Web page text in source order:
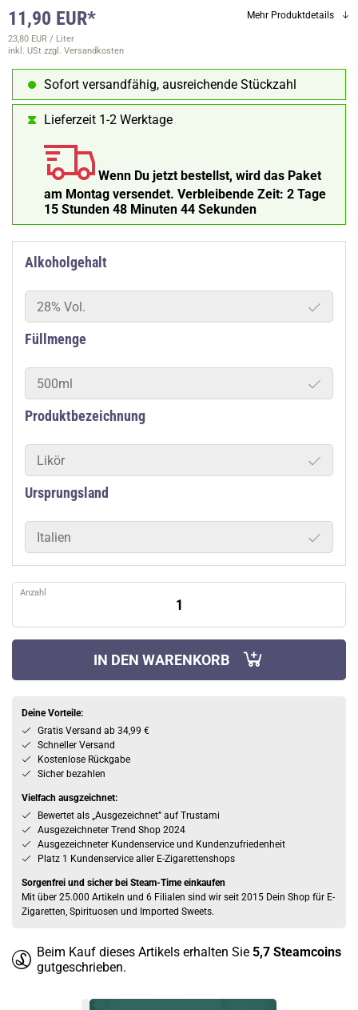
11,90 EUR*
23,80 EUR / Liter
inkl. USt zzgl. Versandkosten
Mehr Produktdetails
Sofort versandfähig, ausreichende Stückzahl
Lieferzeit 1-2 Werktage
Wenn Du jetzt bestellst, wird das Paket
am Montag versendet. Verbleibende Zeit: 2 Tage
15 Stunden 48 Minuten 43 Sekunden
Alkoholgehalt
28% Vol.
Füllmenge
500ml
Produktbezeichnung
Likör
Ursprungsland
Italien
Anzahl
IN DEN WARENKORB
Deine Vorteile:
Gratis Versand ab 34,99 €
Schneller Versand
Kostenlose Rückgabe
Sicher bezahlen
Vielfach ausgzeichnet:
Bewertet als „Ausgezeichnet” auf Trustami
Ausgezeichneter Trend Shop 2024
Ausgezeichneter Kundenservice und Kundenzufriedenheit
Platz 1 Kundenservice aller E-Zigarettenshops
Sorgenfrei und sicher bei Steam-Time einkaufen
Mit über 25.000 Artikeln und 6 Filialen sind wir seit 2015 Dein Shop für E-
Zigaretten, Spirituosen und Imported Sweets.
Beim Kauf dieses Artikels erhalten Sie 5,7 Steamcoins
gutgeschrieben.